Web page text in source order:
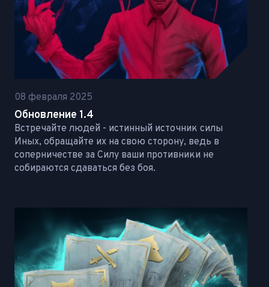
08 февраля 2025
Обновление 1.4
Встречайте людей - истинный источник силы
Иных, обращайте их на свою сторону, ведь в
соперничестве за Силу ваши противники не
собираются сдаваться без боя.